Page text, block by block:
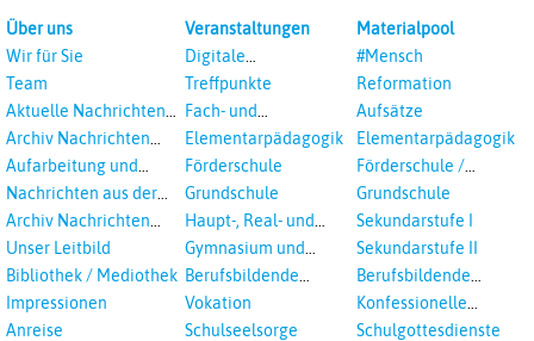
Über uns
Wir für Sie
Team
Aktuelle Nachrichten
aus dem RPI
Archiv Nachrichten
aus dem RPI ab 2018
Aufarbeitung und
Prävention
Landeskirche und EKD
Nachrichten aus der
Landeskirche
Archiv Nachrichten
aus der Landeskirche
Unser Leitbild
Bibliothek / Mediothek
Impressionen
Anreise
Veranstaltungen
Digitale
Veranstaltungen
Treffpunkte
Fach- und
Studientagungen
Elementarpädagogik
Förderschule
Grundschule
Haupt-, Real- und
Oberschule
Gymnasium und
Gesamtschule
Berufsbildende
Schulen
Vokation
Schulseelsorge
Materialpool
#Mensch
Reformation
Aufsätze
Elementarpädagogik
Förderschule /
Inklusion
Grundschule
Sekundarstufe I
Sekundarstufe II
Berufsbildende
Schulen
Konfessionelle
Kooperation
Schulgottesdienste